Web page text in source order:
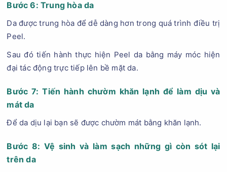
Bước 6: Trung hòa da
Da được trung hòa để dễ dàng hơn trong quá trình điều trị
Peel.
Sau đó tiến hành thực hiện Peel da bằng máy móc hiện
đại tác động trực tiếp lên bề mặt da.
Bước 7: Tiến hành chườm khăn lạnh để làm dịu và
mát da
Để da dịu lại bạn sẽ được chườm mát bằng khăn lạnh.
Bước 8: Vệ sinh và làm sạch những gì còn sót lại
trên da